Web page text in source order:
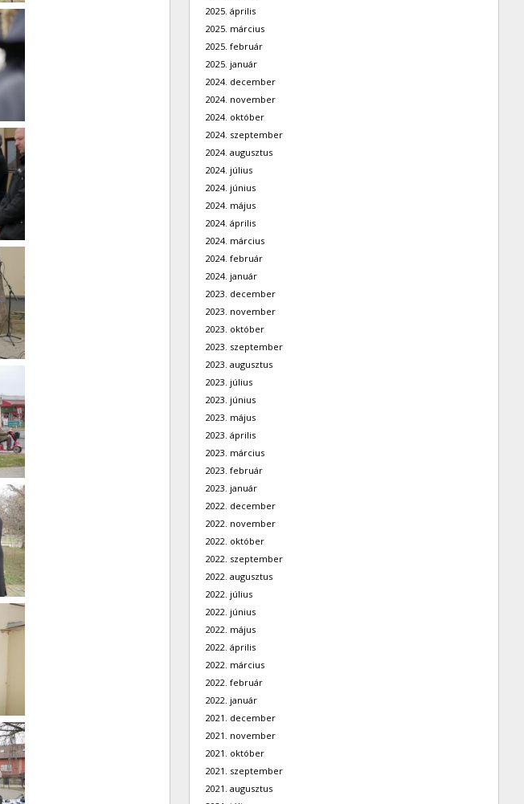
2025. április
2025. március
2025. február
2025. január
2024. december
2024. november
2024. október
2024. szeptember
2024. augusztus
2024. július
2024. június
2024. május
2024. április
2024. március
2024. február
2024. január
2023. december
2023. november
2023. október
2023. szeptember
2023. augusztus
2023. július
2023. június
2023. május
2023. április
2023. március
2023. február
2023. január
2022. december
2022. november
2022. október
2022. szeptember
2022. augusztus
2022. július
2022. június
2022. május
2022. április
2022. március
2022. február
2022. január
2021. december
2021. november
2021. október
2021. szeptember
2021. augusztus